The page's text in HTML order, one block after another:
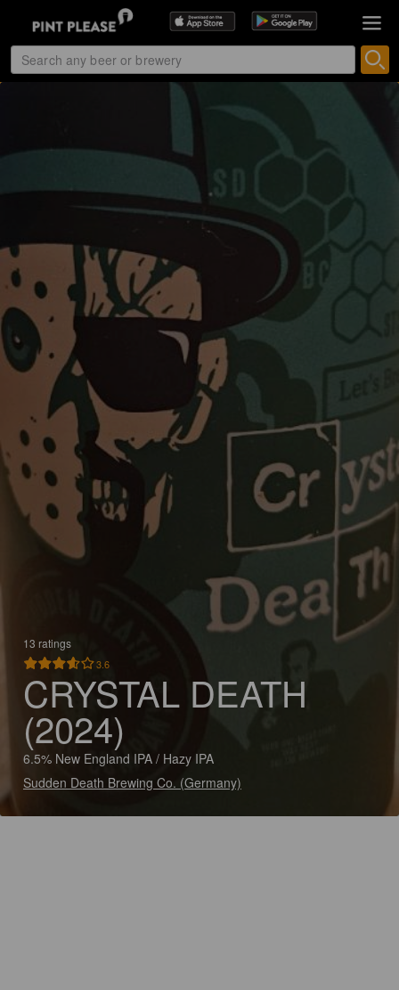
13 ratings
3.6
CRYSTAL DEATH
(2024)
6.5% New England IPA / Hazy IPA
Sudden Death Brewing Co. (Germany)